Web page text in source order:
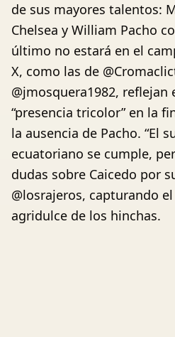
de sus mayores talentos:
Chelsea y William Pacho
último no estará en el
X, como las de
@jmosquera1982,
“presencia tricolor” en la
la ausencia de Pacho. “El
ecuatoriano se cumple,
dudas sobre Caicedo por
@losrajeros, capturando
agridulce de los hinchas.